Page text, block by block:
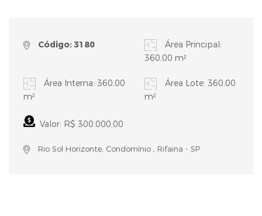
Código: 3180
Área Principal:
360,00 m²
Área Interna: 360,00
m²
Área Lote: 360,00
m²
Valor: R$ 300.000,00
Rio Sol Horizonte, Condomínio , Rifaina - SP